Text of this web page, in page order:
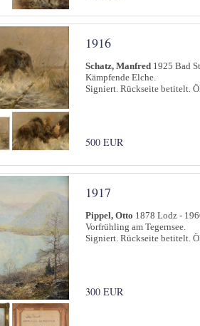
1916
Schatz, Manfred 1925 Bad
Kämpfende Elche.
Signiert. Rückseite betitelt.
500 EUR
1917
Pippel, Otto 1878 Lodz -
Vorfrühling am Tegernsee.
Signiert. Rückseite betitelt.
300 EUR